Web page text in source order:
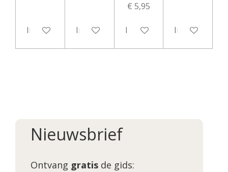
In winkelwagenIn winkelwagen
€ 5,95
In winkelwagenIn
Nieuwsbrief
Ontvang gratis de gids: